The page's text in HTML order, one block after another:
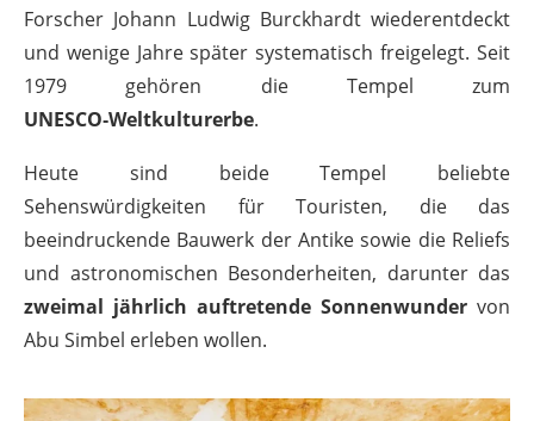
Forscher Johann Ludwig Burckhardt wiederentdeckt
und wenige Jahre später systematisch freigelegt. Seit
1979 gehören die Tempel zum
UNESCO‑Weltkulturerbe.
Heute sind beide Tempel beliebte
Sehenswürdigkeiten für Touristen, die das
beeindruckende Bauwerk der Antike sowie die Reliefs
und astronomischen Besonderheiten, darunter das
zweimal jährlich auftretende Sonnenwunder von
Abu Simbel erleben wollen.